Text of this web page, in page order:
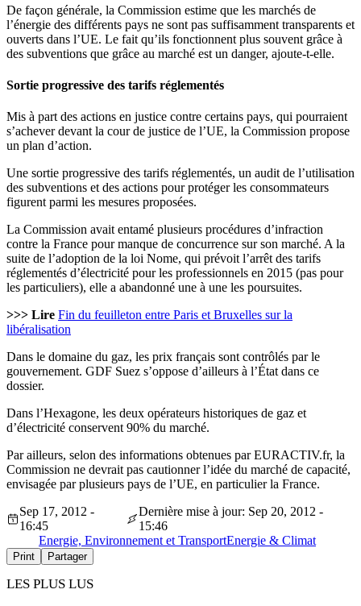
De façon générale, la Commission estime que les marchés de
l’énergie des différents pays ne sont pas suffisamment transparents et
ouverts dans l’UE. Le fait qu’ils fonctionnent plus souvent grâce à
des subventions que grâce au marché est un danger, ajoute-t-elle.
Sortie progressive des tarifs réglementés
Mis à part des actions en justice contre certains pays, qui pourraient
s’achever devant la cour de justice de l’UE, la Commission propose
un plan d’action.
Une sortie progressive des tarifs réglementés, un audit de l’utilisation
des subventions et des actions pour protéger les consommateurs
figurent parmi les mesures proposées.
La Commission avait entamé plusieurs procédures d’infraction
contre la France pour manque de concurrence sur son marché. A la
suite de l’adoption de la loi Nome, qui prévoit l’arrêt des tarifs
réglementés d’électricité pour les professionnels en 2015 (pas pour
les particuliers), elle a abandonné une à une les poursuites.
>>> Lire Fin du feuilleton entre Paris et Bruxelles sur la
libéralisation
Dans le domaine du gaz, les prix français sont contrôlés par le
gouvernement. GDF Suez s’oppose d’ailleurs à l’État dans ce
dossier.
Dans l’Hexagone, les deux opérateurs historiques de gaz et
d’électricité conservent 90% du marché.
Par ailleurs, selon des informations obtenues par EURACTIV.fr, la
Commission ne devrait pas cautionner l’idée du marché de capacité,
envisagée par plusieurs pays de l’UE, en particulier la France.
Sep 17, 2012 -
16:45
Dernière mise à jour: Sep 20, 2012 -
15:46
Energie, Environnement et TransportEnergie & Climat
Print Partager
LES PLUS LUS